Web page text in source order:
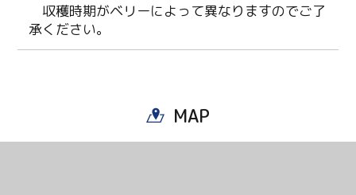
収穫時期がベリーによって異なりますのでご了
承ください。
MAP